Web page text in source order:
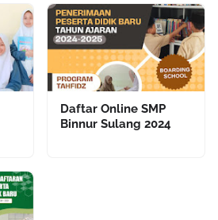
Daftar Online SMP
Binnur Sulang 2024